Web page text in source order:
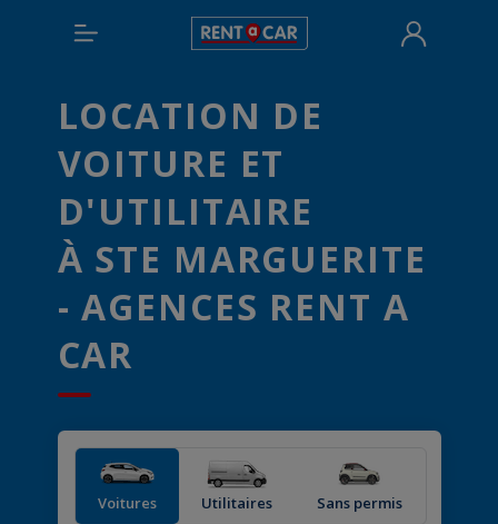
LOCATION DE
VOITURE ET
D'UTILITAIRE
À STE MARGUERITE
- AGENCES RENT A
CAR
Voitures Utilitaires Sans permis